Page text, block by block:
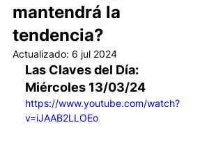
mantendrá la
tendencia?
Actualizado: 6 jul 2024
Las Claves del Día:
Miércoles 13/03/24
https://www.youtube.com/watch?
v=iJAAB2LLOEo